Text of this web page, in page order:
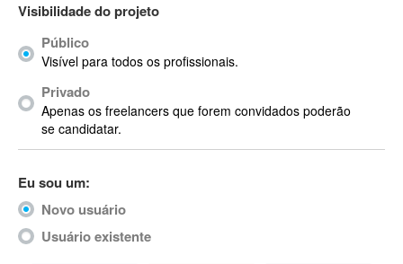
ACID Pro
ACPI
Acrobat
Acrobat X
Acronis
ACT
Actimize
ActionScript
ActionScript 3
Visibilidade do projeto
Público
Visível para todos os profissionais.
Privado
Apenas os freelancers que forem convidados poderão
se candidatar.
Eu sou um:
Novo usuário
Usuário existente